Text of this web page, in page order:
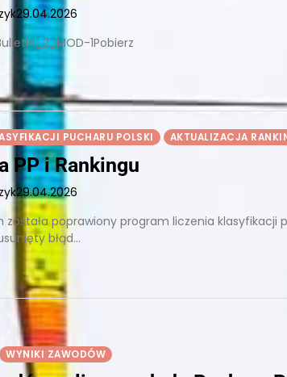
29.04.2026
1Pobierz
PUCHARU POLSKI AKTUALIZACJA
PP i Rankingu
29.04.2026
została poprawiony program liczenia klasyfikacji
błąd…
WYNIKI ZAWODÓW